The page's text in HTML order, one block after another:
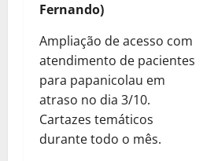
Fernando)
Ampliação de acesso com
atendimento de pacientes
para papanicolau em
atraso no dia 3/10.
Cartazes temáticos
durante todo o mês.